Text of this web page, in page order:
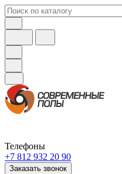
Телефоны
+7 812 932 20 90
Заказать звонок